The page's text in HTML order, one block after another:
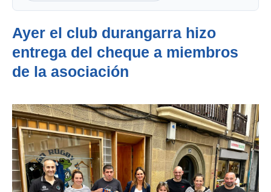
Ayer el club durangarra hizo
entrega del cheque a miembros
de la asociación